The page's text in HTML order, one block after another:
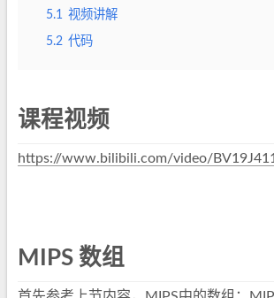
5.1 视频讲解
5.2 代码
课程视频
https://www.bilibili.com/video/
MIPS 数组